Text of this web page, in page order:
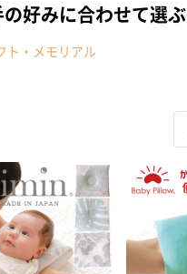
好みに合わせて選ぶ
ト・メモリアル